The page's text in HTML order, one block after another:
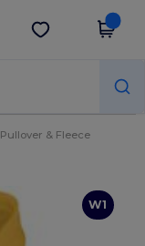
App holen
Pullover & Fleece
W1